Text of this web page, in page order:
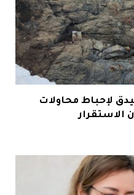
لإحباط محاولات
الاستقرار